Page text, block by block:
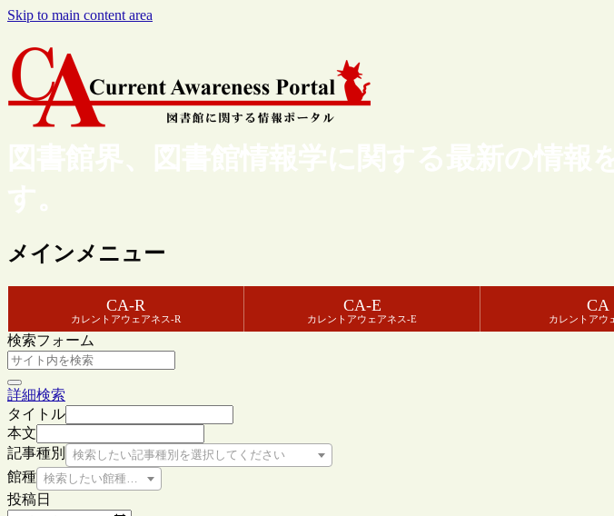
Skip to main content area
図書館界、図書館情報学に関する最新の情
す。
メインメニュー
CA-R
カレントアウェアネス-R
CA-E
カレントアウェアネス-E
CA
カレントアウ
検索フォーム
詳細検索
タイトル
本文
記事種別
検索したい記事種別を選択してください
館種 検索したい館種を選択してください
投稿日